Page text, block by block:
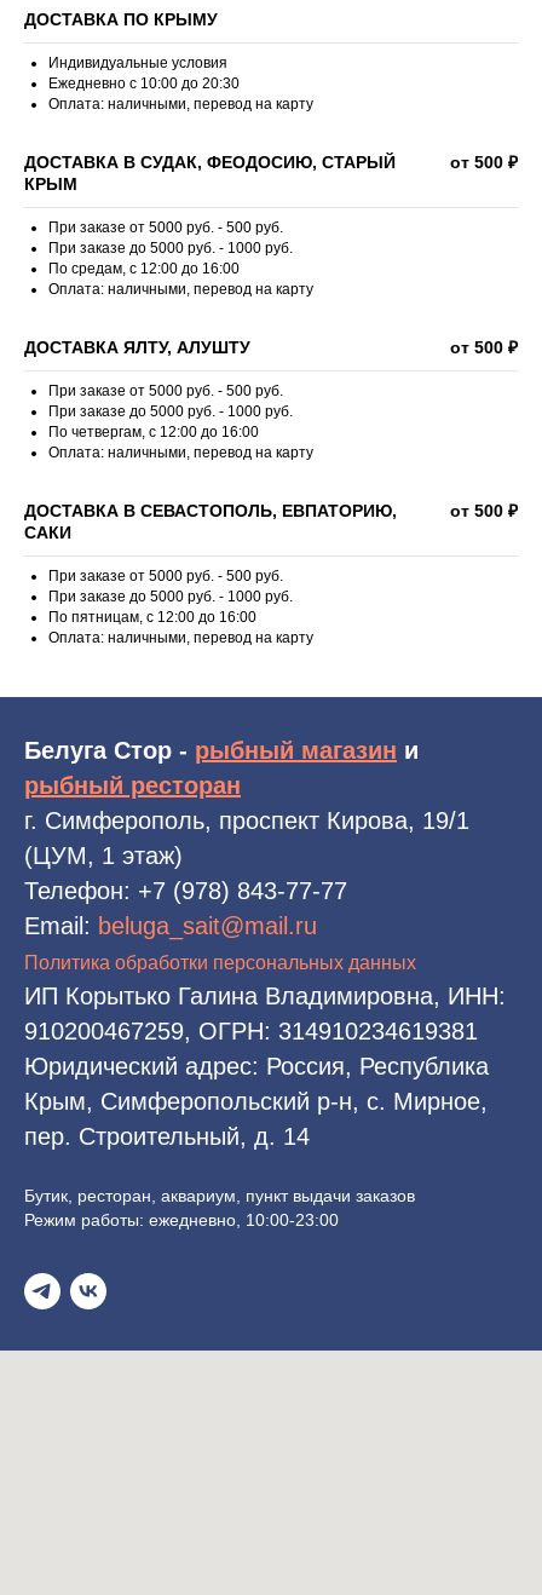
ДОСТАВКА ПО КРЫМУ
Индивидуальные условия
Ежедневно с 10:00 до 20:30
Оплата: наличными, перевод на карту
ДОСТАВКА В СУДАК, ФЕОДОСИЮ, СТАРЫЙ
КРЫМ
от 500 ₽
При заказе от 5000 руб. - 500 руб.
При заказе до 5000 руб. - 1000 руб.
По средам, с 12:00 до 16:00
Оплата: наличными, перевод на карту
ДОСТАВКА ЯЛТУ, АЛУШТУ от 500 ₽
При заказе от 5000 руб. - 500 руб.
При заказе до 5000 руб. - 1000 руб.
По четвергам, с 12:00 до 16:00
Оплата: наличными, перевод на карту
ДОСТАВКА В СЕВАСТОПОЛЬ, ЕВПАТОРИЮ,
САКИ
от 500 ₽
При заказе от 5000 руб. - 500 руб.
При заказе до 5000 руб. - 1000 руб.
По пятницам, с 12:00 до 16:00
Оплата: наличными, перевод на карту
Белуга Стор - рыбный магазин и
рыбный ресторан
г. Симферополь, проспект Кирова, 19/1
(ЦУМ, 1 этаж)
Телефон: +7 (978) 843-77-77
Email: beluga_sait@mail.ru
Политика обработки персональных данных
ИП Корытько Галина Владимировна, ИНН:
910200467259, ОГРН: 314910234619381
Юридический адрес: Россия, Республика
Крым, Симферопольский р-н, с. Мирное,
пер. Строительный, д. 14
Бутик, ресторан, аквариум, пункт выдачи заказов
Режим работы: ежедневно, 10:00-23:00